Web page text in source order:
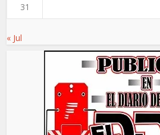
31
« Jul